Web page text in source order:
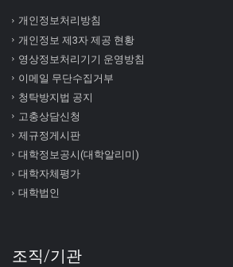
개인정보처리방침
개인정보 제3자 제공 현황
영상정보처리기기 운영방침
이메일 무단수집거부
청탁방지법 공지
고충상담신청
제규정게시판
대학정보공시(대학알리미)
대학자체평가
대학법인
조직/기관